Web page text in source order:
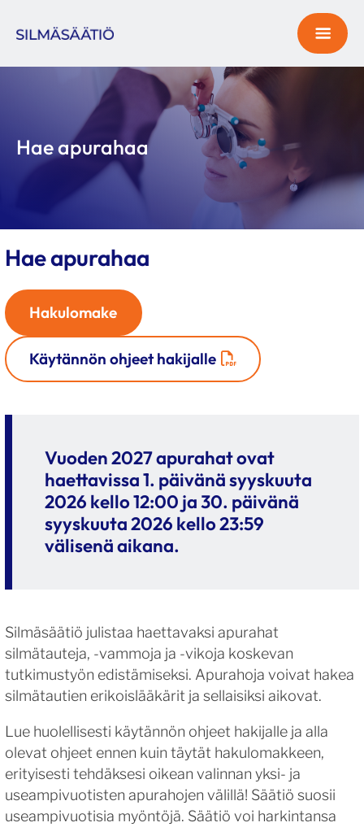
Hae apurahaa
Hae apurahaa
Hakulomake
Käytännön ohjeet hakijalle
Vuoden 2027 apurahat ovat
haettavissa 1. päivänä syyskuuta
2026 kello 12:00 ja 30. päivänä
syyskuuta 2026 kello 23:59
välisenä aikana.
Silmäsäätiö julistaa haettavaksi apurahat
silmätauteja, -vammoja ja -vikoja koskevan
tutkimustyön edistämiseksi. Apurahoja voivat hakea
silmätautien erikoislääkärit ja sellaisiksi aikovat.
Lue huolellisesti käytännön ohjeet hakijalle ja alla
olevat ohjeet ennen kuin täytät hakulomakkeen,
erityisesti tehdäksesi oikean valinnan yksi- ja
useampivuotisten apurahojen välillä! Säätiö suosii
useampivuotisia myöntöjä. Säätiö voi harkintansa